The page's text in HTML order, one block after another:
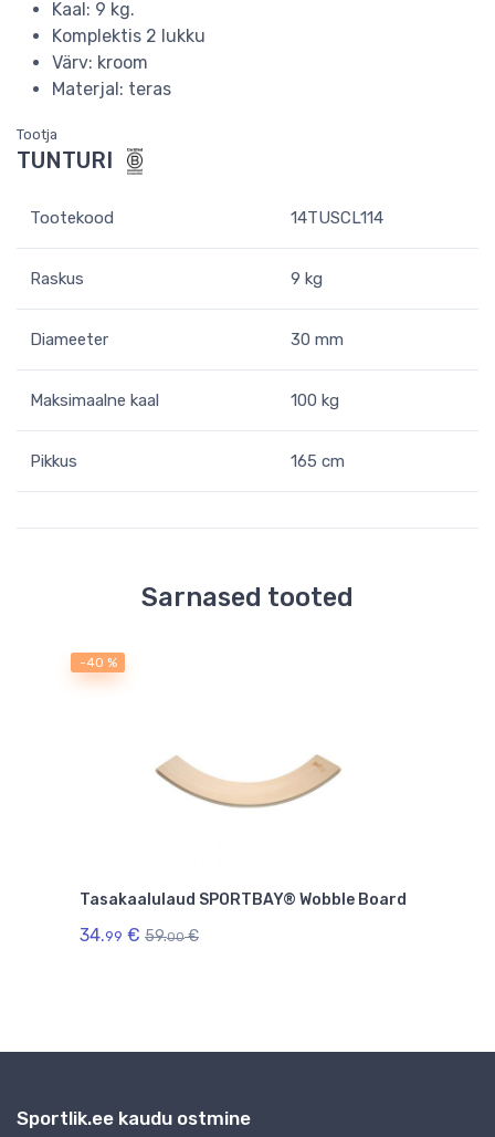
Kaal: 9 kg.
Komplektis 2 lukku
Värv: kroom
Materjal: teras
Tootja
TUNTURI
Tootekood 14TUSCL114
Raskus 9 kg
Diameeter 30 mm
Maksimaalne kaal 100 kg
Pikkus 165 cm
Sarnased tooted
-40 %
Tasakaalulaud SPORTBAY® Wobble Board
34.99 € 59.00€
Sportlik.ee kaudu ostmine